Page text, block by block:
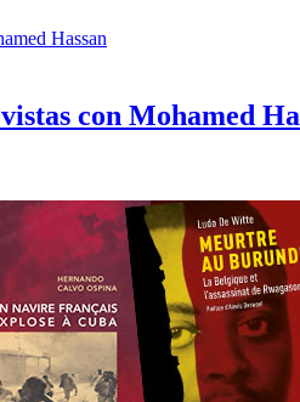
con Mohamed